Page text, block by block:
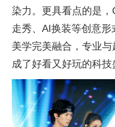
染力。更具看点的是
走秀、AI换装等创意
美学完美融合，专业
成了好看又好玩的科技